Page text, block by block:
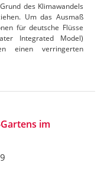
des Klimawandels
Um das Ausmaß
für deutsche Flüsse
Integrated Model)
einen verringerten
im